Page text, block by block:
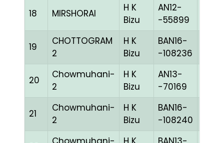
18 MIRSHORAI
H K
Bizu
AN12-
-55899
19
CHOTTOGRAM
2
H K
Bizu
BAN16-
-108236
20
Chowmuhani-
2
H K
Bizu
AN13-
-70169
21
Chowmuhani-
2
H K
Bizu
BAN16-
-108240